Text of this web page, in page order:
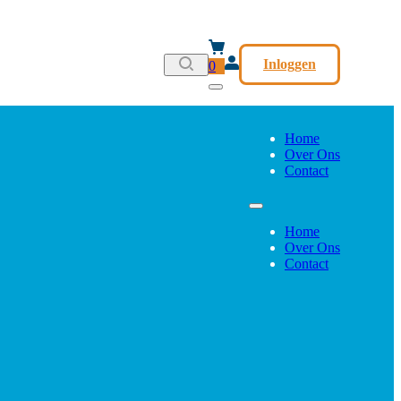
0 Inloggen
Home
Over Ons
Contact
Home
Over Ons
Contact